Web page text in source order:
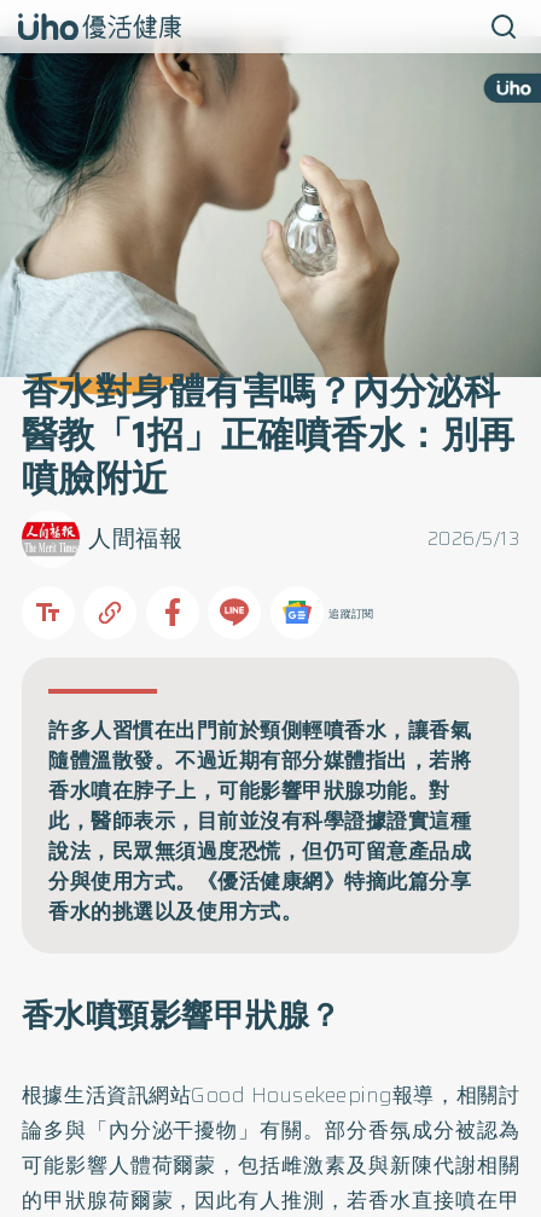
香水對身體有害嗎？內分泌科
醫教「1招」正確噴香水：別再
噴臉附近
2026/5/13
人間福報
追蹤訂閱
許多人習慣在出門前於頸側輕噴香水，讓香氣
隨體溫散發。不過近期有部分媒體指出，若將
香水噴在脖子上，可能影響甲狀腺功能。對
此，醫師表示，目前並沒有科學證據證實這種
說法，民眾無須過度恐慌，但仍可留意產品成
分與使用方式。《優活健康網》特摘此篇分享
香水的挑選以及使用方式。
香水噴頸影響甲狀腺？
根據生活資訊網站Good Housekeeping報導，相關討
論多與「內分泌干擾物」有關。部分香氛成分被認為
可能影響人體荷爾蒙，包括雌激素及與新陳代謝相關
的甲狀腺荷爾蒙，因此有人推測，若香水直接噴在甲